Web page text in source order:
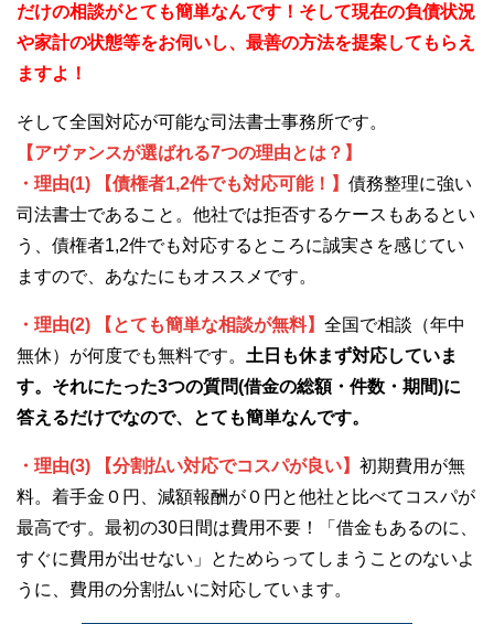
だけの相談がとても簡単なんです！そして現在の負債状況
や家計の状態等をお伺いし、最善の方法を提案してもらえ
ますよ！
そして全国対応が可能な司法書士事務所です。
【アヴァンスが選ばれる7つの理由とは？】
・理由(1) 【債権者1,2件でも対応可能！】 債務整理に強い
司法書士であること。他社では拒否するケースもあるとい
う、債権者1,2件でも対応するところに誠実さを感じてい
ますので、あなたにもオススメです。
・理由(2) 【とても簡単な相談が無料】 全国で相談（年中
無休）が何度でも無料です。 土日も休まず対応していま
す。それにたった3つの質問(借金の総額・件数・期間)に
答えるだけでなので、とても簡単なんです。
・理由(3) 【分割払い対応でコスパが良い】 初期費用が無
料。着手金０円、減額報酬が０円と他社と比べてコスパが
最高です。最初の30日間は費用不要！「借金もあるのに、
すぐに費用が出せない」とためらってしまうことのないよ
うに、費用の分割払いに対応しています。